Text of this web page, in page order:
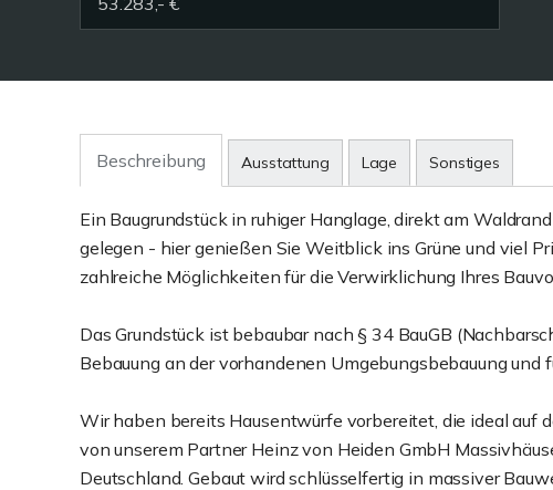
Beschreibung Ausstattung Lage Sonstiges
Ein Baugrundstück in ruhiger Hanglage, direkt am
gelegen - hier genießen Sie Weitblick ins Grüne und viel
zahlreiche Möglichkeiten für die Verwirklichung Ihres
Das Grundstück ist bebaubar nach § 34 BauGB
Bebauung an der vorhandenen Umgebungsbebauung
Wir haben bereits Hausentwürfe vorbereitet, die ideal auf
von unserem Partner Heinz von Heiden GmbH
Deutschland. Gebaut wird schlüsselfertig in massiver